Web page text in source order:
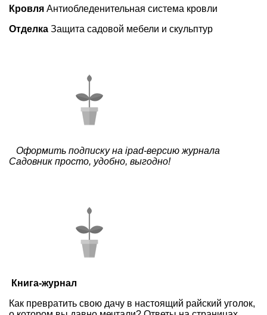
Кровля Антиобледенительная система кровли
Отделка Защита садовой мебели и скульптур
Оформить подписку на ipad-версию журнала
Садовник просто, удобно, выгодно!
Книга-журнал
Как превратить свою дачу в настоящий райский уголок,